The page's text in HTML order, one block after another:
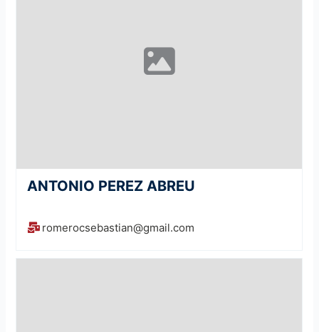
ANTONIO PEREZ ABREU
romerocsebastian@gmail.com